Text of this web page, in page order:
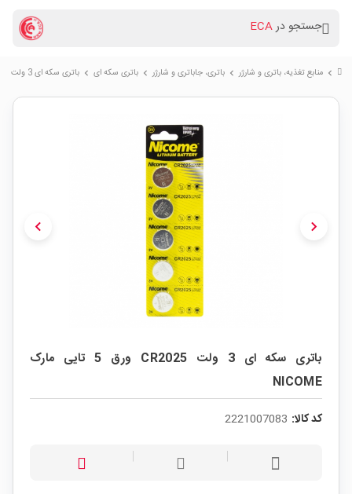
جستجو درECA
chevron_right منابع تغذیه، باتری و شارژر chevron_right باتری، جاباتری و شارژر chevron_right باتری سکه ای chevron_right باتری سکه ای 3 ولت CR2025 ورق 5 تایی مارک NICOME
chevron_left chevron_right
باتری سکه ای 3 ولت CR2025 ورق 5 تایی مارک
NICOME
کد کالا: 2221007083